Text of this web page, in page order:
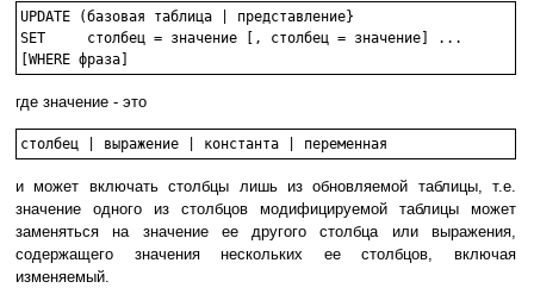
UPDATE (базовая таблица | представление}
SET	столбец = значение [, столбец = значение] ...
где значение - это
и может включать столбцы лишь из обновляемой таблицы, т.е.
значение одного из столбцов модифицируемой таблицы может
заменяться на значение ее другого столбца или выражения,
содержащего значения нескольких ее столбцов, включая
изменяемый.